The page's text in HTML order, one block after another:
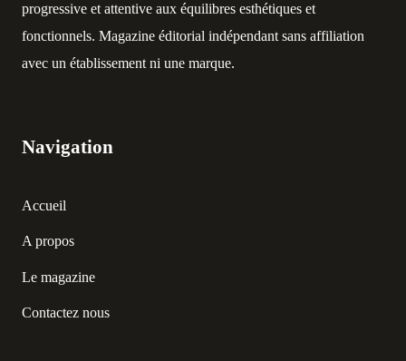
progressive et attentive aux équilibres esthétiques et
fonctionnels. Magazine éditorial indépendant sans affiliation
avec un établissement ni une marque.
Navigation
Accueil
A propos
Le magazine
Contactez nous